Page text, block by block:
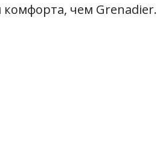
чем Grenadier.